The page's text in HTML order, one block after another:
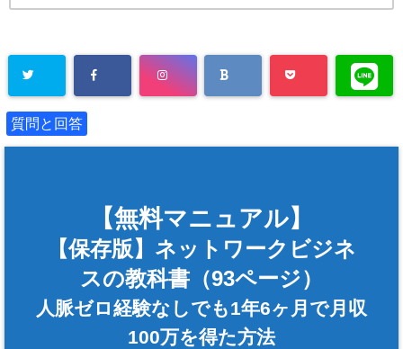
質問と回答
【無料マニュアル】
【保存版】ネットワークビジネ
スの教科書（93ページ）
人脈ゼロ経験なしでも1年6ヶ月で月収
100万を得た方法